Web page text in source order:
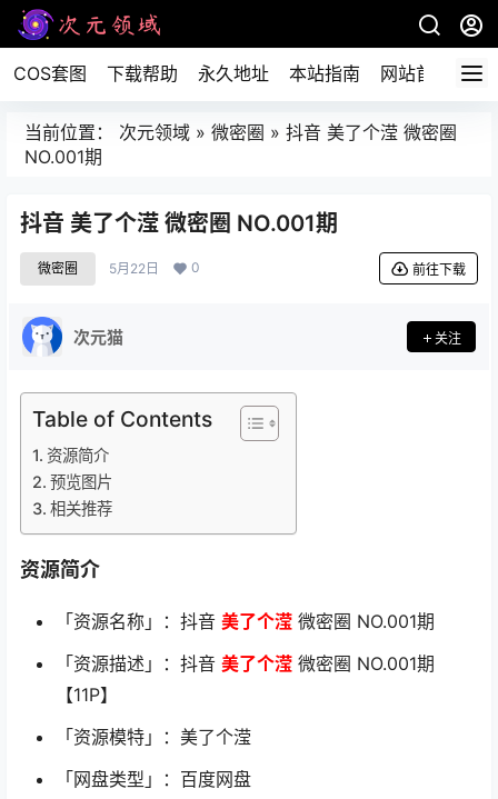
COS套图 下载帮助 永久地址 本站指南 网站首页
当前位置： 次元领域 » 微密圈 » 抖音 美了个滢 微密圈
NO.001期
抖音 美了个滢 微密圈 NO.001期
微密圈 5月22日 0 前往下载
次元猫 关注
Table of Contents
资源简介
预览图片
相关推荐
资源简介
「资源名称」：抖音 美了个滢 微密圈 NO.001期
「资源描述」：抖音 美了个滢 微密圈 NO.001期
【11P】
「资源模特」：美了个滢
「网盘类型」：百度网盘